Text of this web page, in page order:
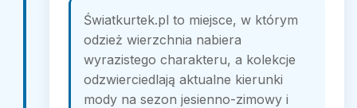
Światkurtek.pl to miejsce, w którym
odzież wierzchnia nabiera
wyrazistego charakteru, a kolekcje
odzwierciedlają aktualne kierunki
mody na sezon jesienno-zimowy i